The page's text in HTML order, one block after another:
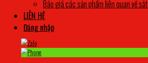
Báo giá các sản phẩm liên quan về sắt
LIÊN HỆ
Đăng nhập